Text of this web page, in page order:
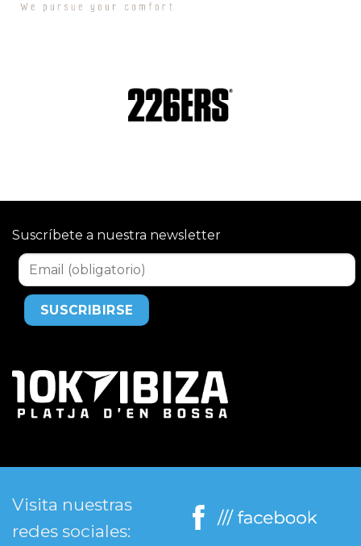
Suscríbete a nuestra newsletter
Visita nuestras
redes sociales: